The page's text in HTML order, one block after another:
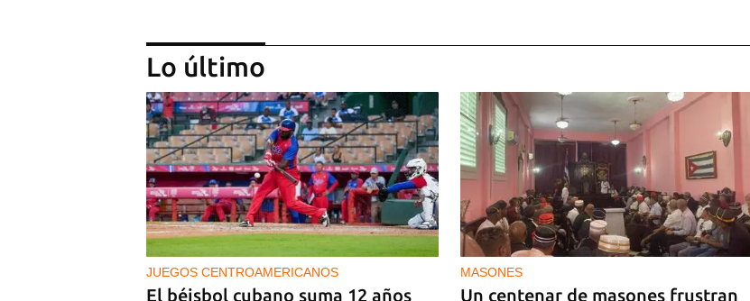
NICARAGUA
EE UU propone a la OEA convocar
a los cancilleres para "tomar
medidas" contra las decisiones de
Ortega
Lo último
JUEGOS CENTROAMERICANOS
El béisbol cubano suma 12 años
MASONES
Un centenar de masones frustran